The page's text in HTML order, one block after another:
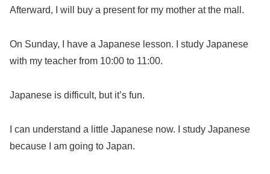
Afterward, I will buy a present for my mother at the mall.
On Sunday, I have a Japanese lesson. I study Japanese
with my teacher from 10:00 to 11:00.
Japanese is difficult, but it’s fun.
I can understand a little Japanese now. I study Japanese
because I am going to Japan.